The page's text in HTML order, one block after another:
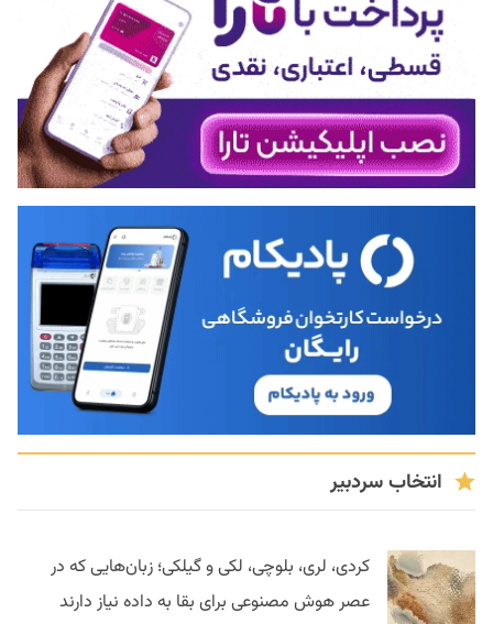
انتخاب سردبیر
کردی، لری، بلوچی، لکی و گیلکی؛ زبان‌هایی که در
عصر هوش مصنوعی برای بقا به داده نیاز دارند